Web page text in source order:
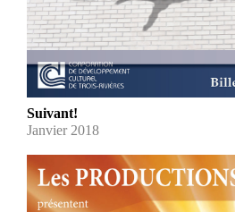
Suivant!
Janvier 2018